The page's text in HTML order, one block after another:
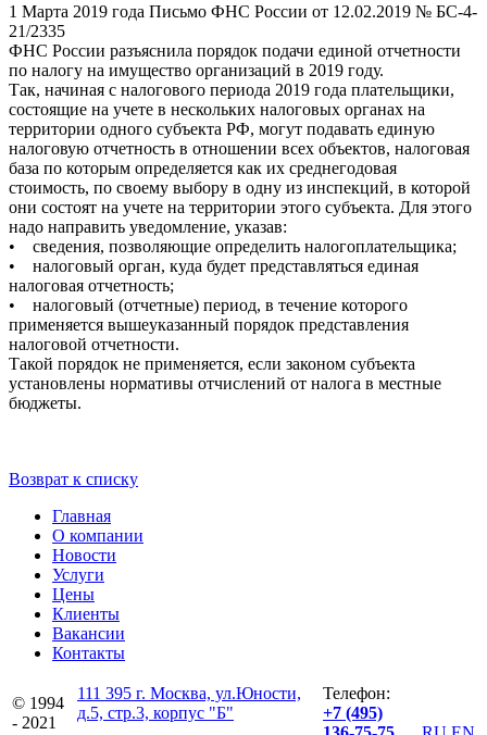
1 Марта 2019 года Письмо ФНС России от 12.02.2019 № БС-4-
21/2335
ФНС России разъяснила порядок подачи единой отчетности
по налогу на имущество организаций в 2019 году.
Так, начиная с налогового периода 2019 года плательщики,
состоящие на учете в нескольких налоговых органах на
территории одного субъекта РФ, могут подавать единую
налоговую отчетность в отношении всех объектов, налоговая
база по которым определяется как их среднегодовая
стоимость, по своему выбору в одну из инспекций, в которой
они состоят на учете на территории этого субъекта. Для этого
надо направить уведомление, указав:
• сведения, позволяющие определить налогоплательщика;
• налоговый орган, куда будет представляться единая
налоговая отчетность;
• налоговый (отчетные) период, в течение которого
применяется вышеуказанный порядок представления
налоговой отчетности.
Такой порядок не применяется, если законом субъекта
установлены нормативы отчислений от налога в местные
бюджеты.
Возврат к списку
Главная
О компании
Новости
Услуги
Цены
Клиенты
Вакансии
Контакты
© 1994
- 2021
111 395 г. Москва, ул.Юности,
д.5, стр.3, корпус "Б"
Телефон:
+7 (495)